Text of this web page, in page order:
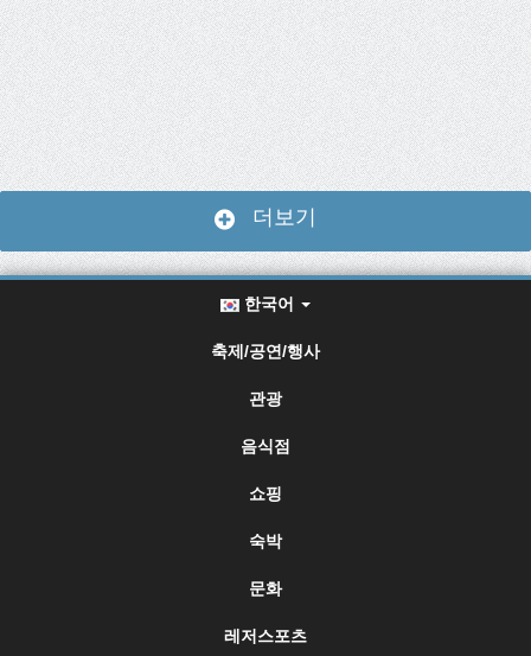
더보기
한국어
축제/공연/행사
관광
음식점
쇼핑
숙박
문화
레저스포츠